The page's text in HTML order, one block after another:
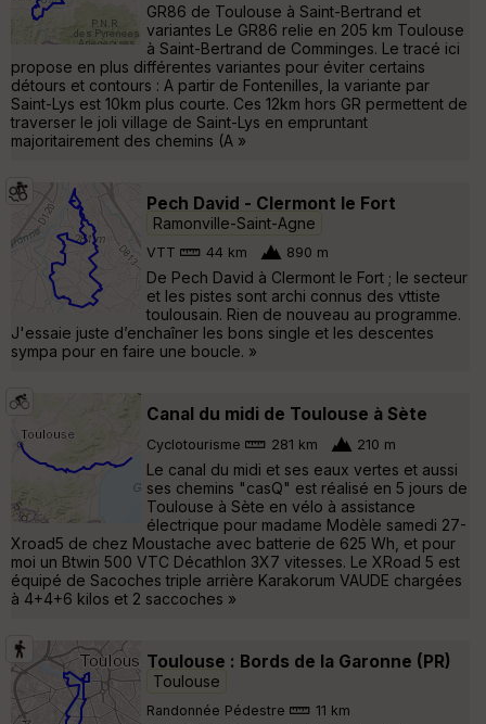
GR86 de Toulouse à Saint-Bertrand et
variantes Le GR86 relie en 205 km Toulouse
à Saint-Bertrand de Comminges. Le tracé ici
propose en plus différentes variantes pour éviter certains
détours et contours : A partir de Fontenilles, la variante par
Saint-Lys est 10km plus courte. Ces 12km hors GR permettent de
traverser le joli village de Saint-Lys en empruntant
majoritairement des chemins (A »
Pech David - Clermont le Fort
Ramonville-Saint-Agne
VTT 44 km 890 m
De Pech David à Clermont le Fort ; le secteur
et les pistes sont archi connus des vttiste
toulousain. Rien de nouveau au programme.
J'essaie juste d’enchaîner les bons single et les descentes
sympa pour en faire une boucle. »
Canal du midi de Toulouse à Sète
Cyclotourisme 281 km 210 m
Le canal du midi et ses eaux vertes et aussi
ses chemins "casQ" est réalisé en 5 jours de
Toulouse à Sète en vélo à assistance
électrique pour madame Modèle samedi 27-
Xroad5 de chez Moustache avec batterie de 625 Wh, et pour
moi un Btwin 500 VTC Décathlon 3X7 vitesses. Le XRoad 5 est
équipé de Sacoches triple arrière Karakorum VAUDE chargées
à 4+4+6 kilos et 2 saccoches »
Toulouse : Bords de la Garonne (PR)
Toulouse
Randonnée Pédestre 11 km